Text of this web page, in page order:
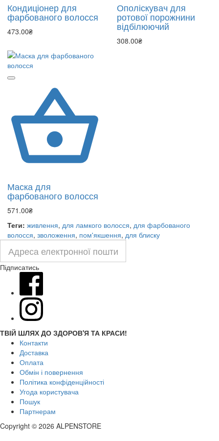
Кондиціонер для
фарбованого волосся
473.00₴
Ополіскувач для
ротової порожнини
відбілюючий
308.00₴
Маска для
фарбованого волосся
571.00₴
Теги: живлення, для ламкого волосся, для фарбованого
волосся, зволоження, пом'якшення, для блиску
Підписатись
ТВІЙ ШЛЯХ ДО ЗДОРОВ'Я ТА КРАСИ!
Контакти
Доставка
Оплата
Обмін і повернення
Політика конфіденційності
Угода користувача
Пошук
Партнерам
Copyright © 2026 ALPENSTORE